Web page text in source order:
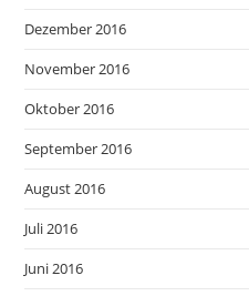
Dezember 2016
November 2016
Oktober 2016
September 2016
August 2016
Juli 2016
Juni 2016